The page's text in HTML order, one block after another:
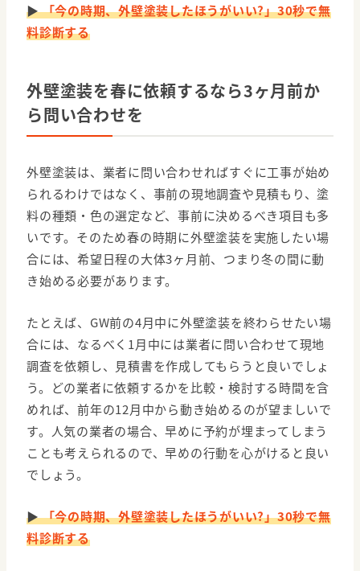
▶「今の時期、外壁塗装したほうがいい?」30秒で無
料診断する
外壁塗装を春に依頼するなら3ヶ月前か
ら問い合わせを
外壁塗装は、業者に問い合わせればすぐに工事が始め
られるわけではなく、事前の現地調査や見積もり、塗
料の種類・色の選定など、事前に決めるべき項目も多
いです。そのため春の時期に外壁塗装を実施したい場
合には、希望日程の大体3ヶ月前、つまり冬の間に動
き始める必要があります。
たとえば、GW前の4月中に外壁塗装を終わらせたい場
合には、なるべく1月中には業者に問い合わせて現地
調査を依頼し、見積書を作成してもらうと良いでしょ
う。どの業者に依頼するかを比較・検討する時間を含
めれば、前年の12月中から動き始めるのが望ましいで
す。人気の業者の場合、早めに予約が埋まってしまう
ことも考えられるので、早めの行動を心がけると良い
でしょう。
▶「今の時期、外壁塗装したほうがいい?」30秒で無
料診断する